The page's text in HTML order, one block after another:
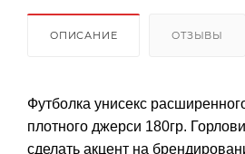
ОПИСАНИЕ ОТЗЫВЫ
Футболка унисекс
плотного джерси 180гр.
сделать акцент на